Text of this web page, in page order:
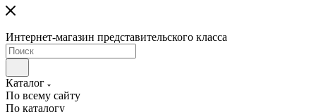
Интернет-магазин представительского класса
Каталог
По всему сайту
По каталогу